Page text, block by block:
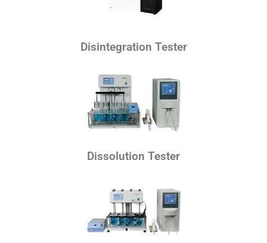
Disintegration Tester
Dissolution Tester